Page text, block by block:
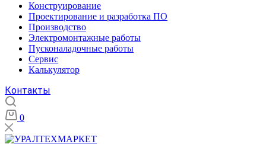
Конструирование
Проектирование и разработка ПО
Производство
Электромонтажные работы
Пусконаладочные работы
Сервис
Калькулятор
Контакты
0